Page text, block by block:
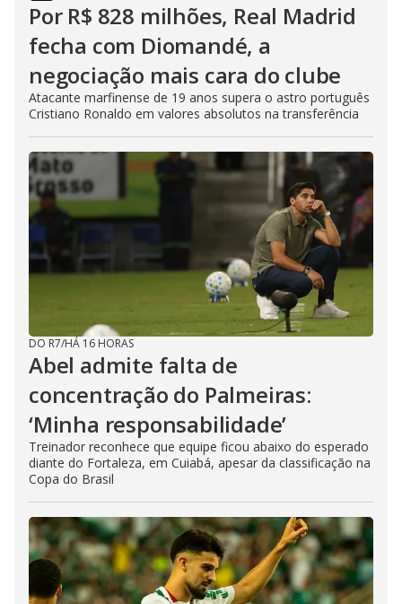
Por R$ 828 milhões, Real Madrid
fecha com Diomandé, a
negociação mais cara do clube
Atacante marfinense de 19 anos supera o astro português
Cristiano Ronaldo em valores absolutos na transferência
DO R7/HÁ 16 HORAS
Abel admite falta de
concentração do Palmeiras:
‘Minha responsabilidade’
Treinador reconhece que equipe ficou abaixo do esperado
diante do Fortaleza, em Cuiabá, apesar da classificação na
Copa do Brasil